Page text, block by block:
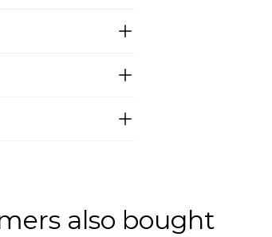
also bought